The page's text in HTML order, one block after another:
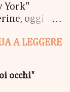
York"
oggi
GIVEAWAY
volta a
A LEGGERE
occhi"